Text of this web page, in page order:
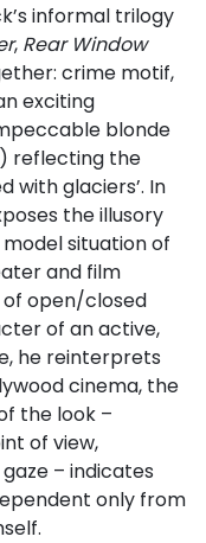
informal trilogy
, Rear Window
crime motif,
exciting
blonde
reflecting the
with glaciers’. In
the illusory
situation of
and film
open/closed
of an active,
he reinterprets
cinema, the
the look –
of view,
– indicates
only from